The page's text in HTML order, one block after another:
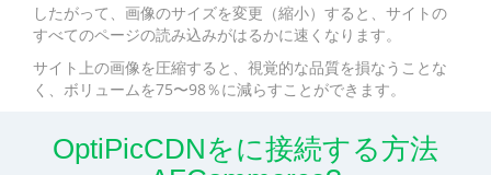
したがって、画像のサイズを変更（縮小）すると、サイトの
すべてのページの読み込みがはるかに速くなります。
サイト上の画像を圧縮すると、視覚的な品質を損なうことな
く、ボリュームを75〜98％に減らすことができます。
OptiPicCDNをに接続する方法